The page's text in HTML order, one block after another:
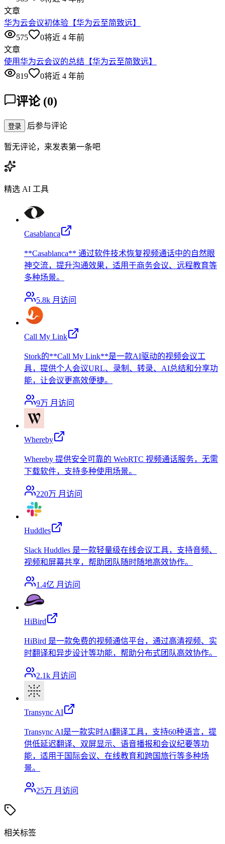
文章
华为云会议初体验【华为云至简致远】
575
0将近 4 年前
文章
使用华为云会议的总结【华为云至简致远】
819
0将近 4 年前
评论 (0)
登录 后参与评论
暂无评论，来发表第一条吧
精选 AI 工具
Casablanca
**Casablanca** 通过软件技术恢复视频通话中的自然眼
神交流，提升沟通效果，适用于商务会议、远程教育等
多种场景。
5.8k 月访问
Call My Link
Stork的**Call My Link**是一款AI驱动的视频会议工
具，提供个人会议URL、录制、转录、AI总结和分享功
能，让会议更高效便捷。
9万 月访问
Whereby
Whereby 提供安全可靠的 WebRTC 视频通话服务，无需
下载软件，支持多种使用场景。
220万 月访问
Huddles
Slack Huddles 是一款轻量级在线会议工具，支持音频、
视频和屏幕共享，帮助团队随时随地高效协作。
1.4亿 月访问
HiBird
HiBird 是一款免费的视频通信平台，通过高清视频、实
时翻译和异步设计等功能，帮助分布式团队高效协作。
2.1k 月访问
Transync AI
Transync AI是一款实时AI翻译工具，支持60种语言，提
供低延迟翻译、双屏显示、语音播报和会议纪要等功
能，适用于国际会议、在线教育和跨国旅行等多种场
景。
25万 月访问
相关标签